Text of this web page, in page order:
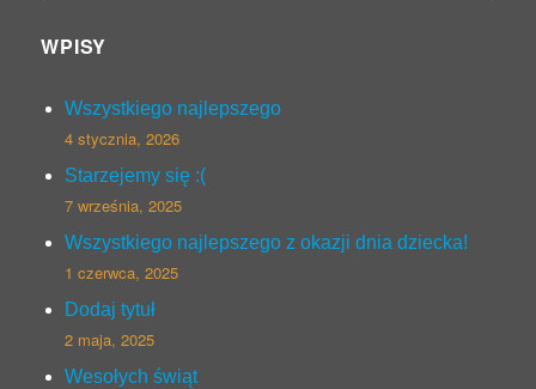
WPISY
Wszystkiego najlepszego
4 stycznia, 2026
Starzejemy się :(
7 września, 2025
Wszystkiego najlepszego z okazji dnia dziecka!
1 czerwca, 2025
Dodaj tytuł
2 maja, 2025
Wesołych świąt